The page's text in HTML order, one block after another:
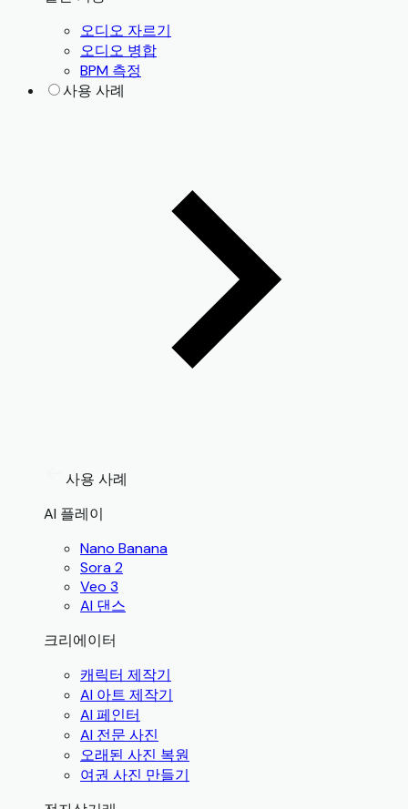
오디오 자르기
오디오 병합
BPM 측정
사용 사례
사용 사례
AI 플레이
Nano Banana
Sora 2
Veo 3
AI 댄스
크리에이터
캐릭터 제작기
AI 아트 제작기
AI 페인터
AI 전문 사진
오래된 사진 복원
여권 사진 만들기